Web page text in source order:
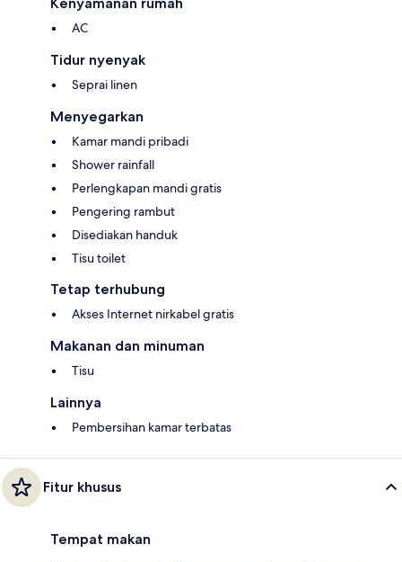
AC
Tidur nyenyak
Seprai linen
Menyegarkan
Kamar mandi pribadi
Shower rainfall
Perlengkapan mandi gratis
Pengering rambut
Disediakan handuk
Tisu toilet
Tetap terhubung
Akses Internet nirkabel gratis
Makanan dan minuman
Tisu
Lainnya
Pembersihan kamar terbatas
Fitur khusus
Tempat makan